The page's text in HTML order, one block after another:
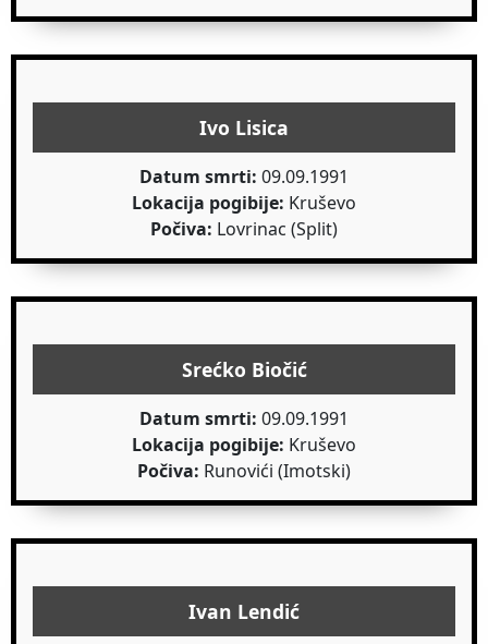
Ivo Lisica
Datum smrti: 09.09.1991
Lokacija pogibije: Kruševo
Počiva: Lovrinac (Split)
Srećko Biočić
Datum smrti: 09.09.1991
Lokacija pogibije: Kruševo
Počiva: Runovići (Imotski)
Ivan Lendić